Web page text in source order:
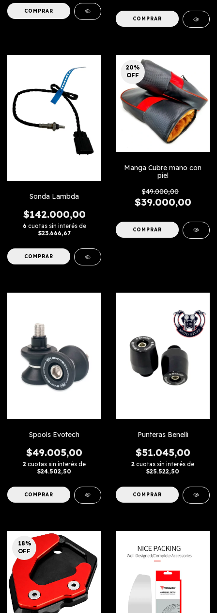
COMPRAR
COMPRAR
Sonda Lambda
$142.000,00
6 cuotas sin interés de
$23.666,67
20%
OFF
Manga Cubre mano con
piel
$49.000,00
$39.000,00
Spools Evotech
$49.005,00
2 cuotas sin interés de
$24.502,50
COMPRAR
Punteras Benelli
$51.045,00
2 cuotas sin interés de
$25.522,50
COMPRAR
18%
OFF